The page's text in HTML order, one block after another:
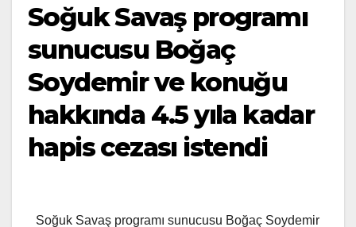
Soğuk Savaş programı
sunucusu Boğaç
Soydemir ve konuğu
hakkında 4.5 yıla kadar
hapis cezası istendi
Soğuk Savaş programı sunucusu Boğaç Soydemir